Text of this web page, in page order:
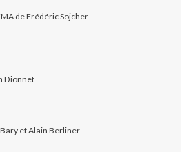
de Frédéric Sojcher
Dionnet
et Alain Berliner